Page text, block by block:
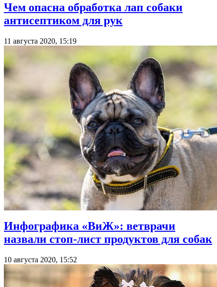
Чем опасна обработка лап собаки
антисептиком для рук
11 августа 2020, 15:19
Инфографика «ВиЖ»: ветврачи
назвали стоп-лист продуктов для собак
10 августа 2020, 15:52